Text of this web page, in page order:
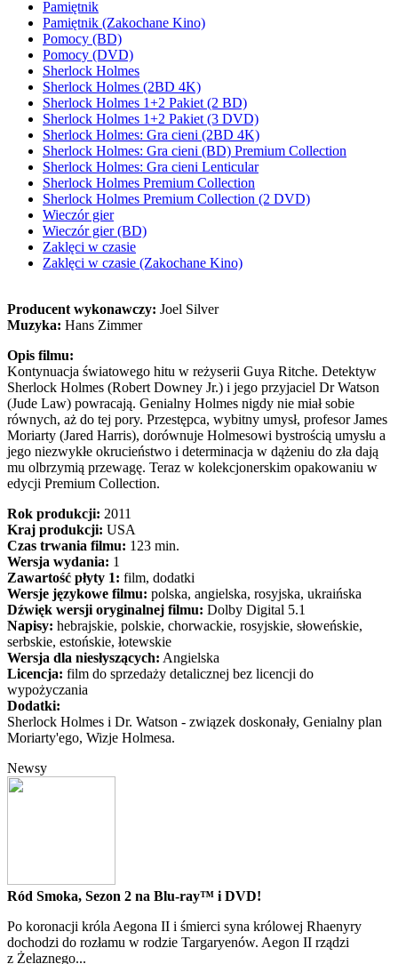
Pamiętnik
Pamiętnik (Zakochane Kino)
Pomocy (BD)
Pomocy (DVD)
Sherlock Holmes
Sherlock Holmes (2BD 4K)
Sherlock Holmes 1+2 Pakiet (2 BD)
Sherlock Holmes 1+2 Pakiet (3 DVD)
Sherlock Holmes: Gra cieni (2BD 4K)
Sherlock Holmes: Gra cieni (BD) Premium Collection
Sherlock Holmes: Gra cieni Lenticular
Sherlock Holmes Premium Collection
Sherlock Holmes Premium Collection (2 DVD)
Wieczór gier
Wieczór gier (BD)
Zaklęci w czasie
Zaklęci w czasie (Zakochane Kino)
Producent wykonawczy: Joel Silver
Muzyka: Hans Zimmer
Opis filmu:
Kontynuacja światowego hitu w reżyserii Guya Ritche. Detektyw
Sherlock Holmes (Robert Downey Jr.) i jego przyjaciel Dr Watson
(Jude Law) powracają. Genialny Holmes nigdy nie miał sobie
równych, aż do tej pory. Przestępca, wybitny umysł, profesor James
Moriarty (Jared Harris), dorównuje Holmesowi bystrością umysłu a
jego niezwykłe okrucieństwo i determinacja w dążeniu do zła dają
mu olbrzymią przewagę. Teraz w kolekcjonerskim opakowaniu w
edycji Premium Collection.
Rok produkcji: 2011
Kraj produkcji: USA
Czas trwania filmu: 123 min.
Wersja wydania: 1
Zawartość płyty 1: film, dodatki
Wersje językowe filmu: polska, angielska, rosyjska, ukraińska
Dźwięk wersji oryginalnej filmu: Dolby Digital 5.1
Napisy: hebrajskie, polskie, chorwackie, rosyjskie, słoweńskie,
serbskie, estońskie, łotewskie
Wersja dla niesłyszących: Angielska
Licencja: film do sprzedaży detalicznej bez licencji do
wypożyczania
Dodatki:
Sherlock Holmes i Dr. Watson - związek doskonały, Genialny plan
Moriarty'ego, Wizje Holmesa.
Newsy
Ród Smoka, Sezon 2 na Blu-ray™ i DVD!
Po koronacji króla Aegona II i śmierci syna królowej Rhaenyry
dochodzi do rozłamu w rodzie Targaryenów. Aegon II rządzi
z Żelaznego...